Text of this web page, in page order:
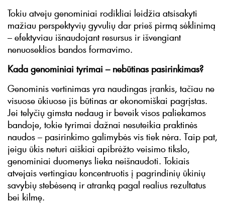
Tokiu atveju genominiai rodikliai leidžia atsisakyti
mažiau perspektyvių gyvulių dar prieš pirmą sėklinimą
– efektyviau išnaudojant resursus ir išvengiant
nenuoseklios bandos formavimo.
Kada genominiai tyrimai – nebūtinas pasirinkimas?
Genominis vertinimas yra naudingas įrankis, tačiau ne
visuose ūkiuose jis būtinas ar ekonomiškai pagrįstas.
Jei telyčių gimsta nedaug ir beveik visos paliekamos
bandoje, tokie tyrimai dažnai nesuteikia praktinės
naudos – pasirinkimo galimybės vis tiek nėra. Taip pat,
jeigu ūkis neturi aiškiai apibrėžto veisimo tikslo,
genominiai duomenys lieka neišnaudoti. Tokiais
atvejais vertingiau koncentruotis į pagrindinių ūkinių
savybių stebėseną ir atranką pagal realius rezultatus
bei kilmę.